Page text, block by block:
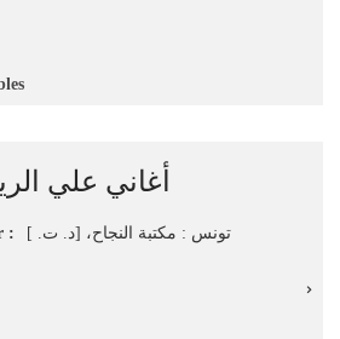
أغاني علي
: تونس : مكتبة النجاح، [د. ت. ]